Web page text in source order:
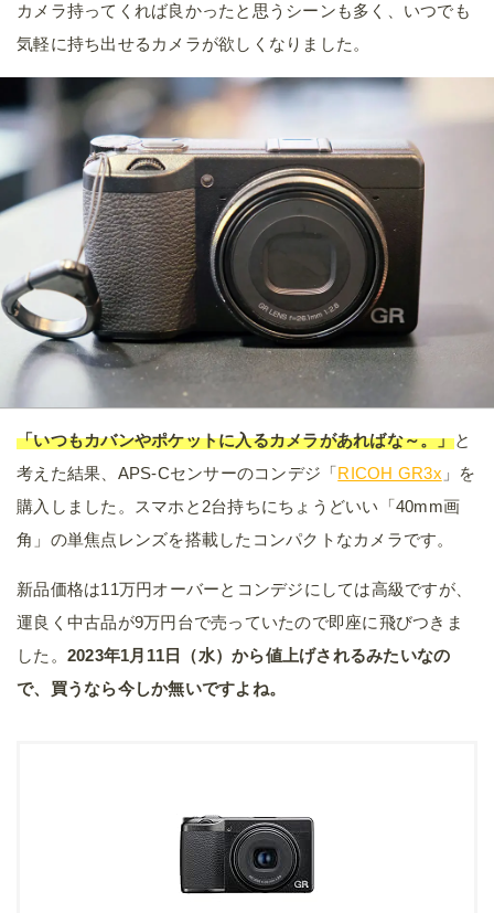
カメラ持ってくれば良かったと思うシーンも多く、いつでも
気軽に持ち出せるカメラが欲しくなりました。
「いつもカバンやポケットに入るカメラがあればな～。」と
考えた結果、APS-Cセンサーのコンデジ「RICOH GR3x 」を
購入しました。スマホと2台持ちにちょうどいい「40mm画
角」の単焦点レンズを搭載したコンパクトなカメラです。
新品価格は11万円オーバーとコンデジにしては高級ですが、
運良く中古品が9万円台で売っていたので即座に飛びつきま
した。 2023年1月11日（水）から値上げされるみたいなの
で、買うなら今しか無いですよね。